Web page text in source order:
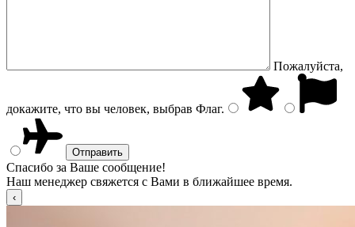
Пожалуйста,
докажите, что вы человек, выбрав Флаг.
Спасибо за Ваше сообщение!
Наш менеджер свяжется с Вами в ближайшее время.